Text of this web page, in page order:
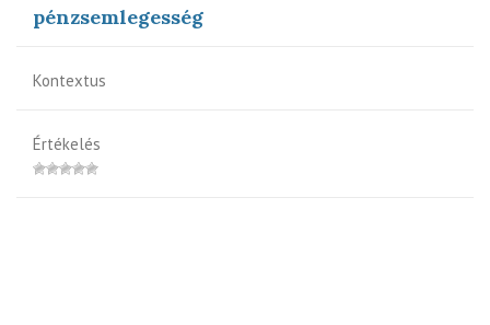
pénzsemlegesség
Kontextus
Értékelés